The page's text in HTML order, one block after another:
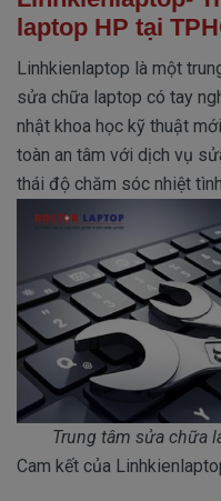
laptop HP tại
Linhkienlaptop là một
sửa chữa laptop có tay
nhật khoa học kỹ thuật
toàn an tâm với dịch vụ
thái độ chăm sóc nhiệt
Trung tâm sửa chữa
Cam kết của